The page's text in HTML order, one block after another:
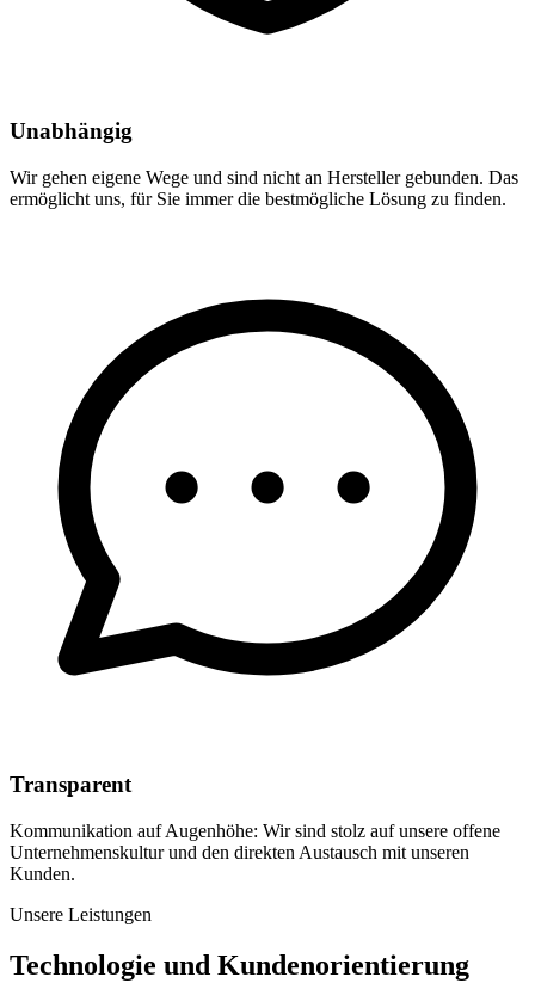
Unabhängig
Wir gehen eigene Wege und sind nicht an Hersteller gebunden. Das
ermöglicht uns, für Sie immer die bestmögliche Lösung zu finden.
Transparent
Kommunikation auf Augenhöhe: Wir sind stolz auf unsere offene
Unternehmenskultur und den direkten Austausch mit unseren
Kunden.
Unsere Leistungen
Technologie und Kundenorientierung